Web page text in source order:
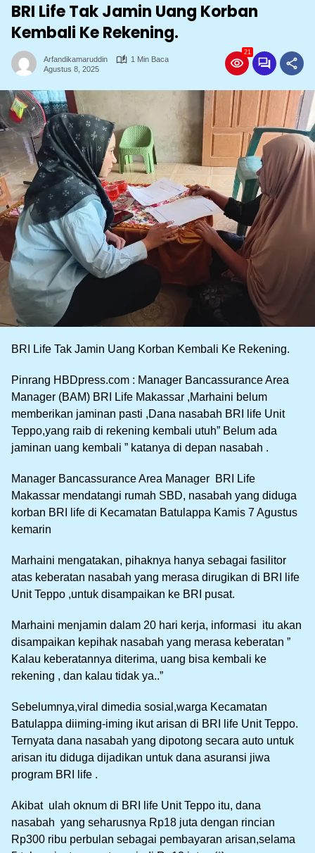
BRI Life Tak Jamin Uang Korban
Kembali Ke Rekening.
Arfandikamaruddin
1 Min Baca
Agustus 8, 2025
21
BRI Life Tak Jamin Uang Korban Kembali Ke Rekening.
Pinrang HBDpress.com : Manager Bancassurance Area
Manager (BAM) BRI Life Makassar ,Marhaini belum
memberikan jaminan pasti ,Dana nasabah BRI life Unit
Teppo,yang raib di rekening kembali utuh” Belum ada
jaminan uang kembali ” katanya di depan nasabah .
Manager Bancassurance Area Manager BRI Life
Makassar mendatangi rumah SBD, nasabah yang diduga
korban BRI life di Kecamatan Batulappa Kamis 7 Agustus
kemarin
Marhaini mengatakan, pihaknya hanya sebagai fasilitor
atas keberatan nasabah yang merasa dirugikan di BRI life
Unit Teppo ,untuk disampaikan ke BRI pusat.
Marhaini menjamin dalam 20 hari kerja, informasi itu akan
disampaikan kepihak nasabah yang merasa keberatan ”
Kalau keberatannya diterima, uang bisa kembali ke
rekening , dan kalau tidak ya..”
Sebelumnya,viral dimedia sosial,warga Kecamatan
Batulappa diiming-iming ikut arisan di BRI life Unit Teppo.
Ternyata dana nasabah yang dipotong secara auto untuk
arisan itu diduga dijadikan untuk dana asuransi jiwa
program BRI life .
Akibat ulah oknum di BRI life Unit Teppo itu, dana
nasabah yang seharusnya Rp18 juta dengan rincian
Rp300 ribu perbulan sebagai pembayaran arisan,selama